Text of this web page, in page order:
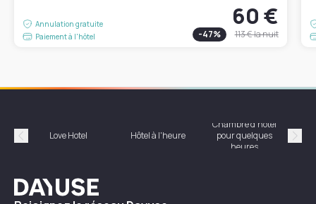
Annulation gratuite
Paiement à l'hôtel
60 €
-47% 113 €la nuit
Précédent
Love Hotel Hôtel à l'heure
Chambre d'hôtel
pour quelques
heures
Dayuse